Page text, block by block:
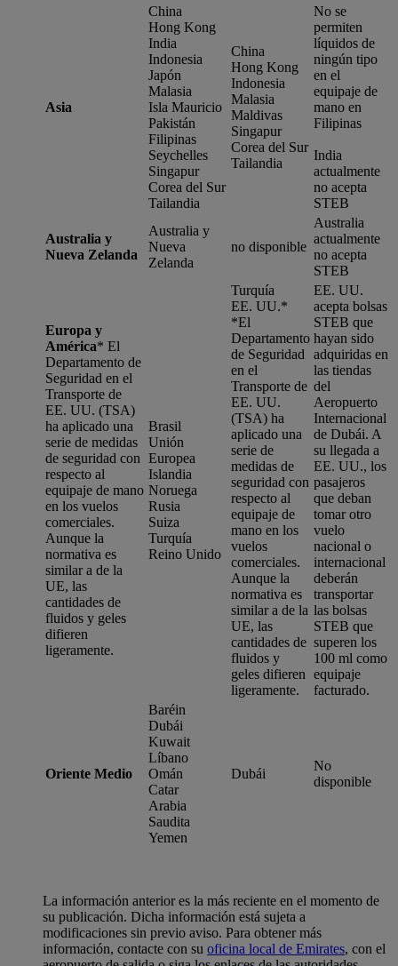
Asia
China
Hong Kong
India
Indonesia
Japón
Malasia
Isla Mauricio
Pakistán
Filipinas
Seychelles
Singapur
Corea del Sur
Tailandia
China
Hong Kong
Indonesia
Malasia
Maldivas
Singapur
Corea del Sur
Tailandia
No se
permiten
líquidos de
ningún tipo
en el
equipaje de
mano en
Filipinas
India
actualmente
no acepta
STEB
Australia y
Nueva Zelanda
Australia y
Nueva
Zelanda
no disponible
Australia
actualmente
no acepta
STEB
Europa y
América* El
Departamento de
Seguridad en el
Transporte de
EE. UU. (TSA)
ha aplicado una
serie de medidas
de seguridad con
respecto al
equipaje de mano
en los vuelos
comerciales.
Aunque la
normativa es
similar a de la
UE, las
cantidades de
fluidos y geles
difieren
ligeramente.
Brasil
Unión
Europea
Islandia
Noruega
Rusia
Suiza
Turquía
Reino Unido
Turquía
EE. UU.*
*El
Departamento
de Seguridad
en el
Transporte de
EE. UU.
(TSA) ha
aplicado una
serie de
medidas de
seguridad con
respecto al
equipaje de
mano en los
vuelos
comerciales.
Aunque la
normativa es
similar a de la
UE, las
cantidades de
fluidos y
geles difieren
ligeramente.
EE. UU.
acepta bolsas
STEB que
hayan sido
adquiridas en
las tiendas
del
Aeropuerto
Internacional
de Dubái. A
su llegada a
EE. UU., los
pasajeros
que deban
tomar otro
vuelo
nacional o
internacional
deberán
transportar
las bolsas
STEB que
superen los
100 ml como
equipaje
facturado.
Oriente Medio
Baréin
Dubái
Kuwait
Líbano
Omán
Catar
Arabia
Saudita
Yemen
Dubái
No
disponible
La información anterior es la más reciente en el momento de
su publicación. Dicha información está sujeta a
modificaciones sin previo aviso. Para obtener más
información, contacte con su oficina local de Emirates, con el